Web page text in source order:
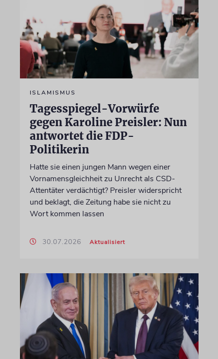
ISLAMISMUS
Tagesspiegel-Vorwürfe
gegen Karoline Preisler: Nun
antwortet die FDP-
Politikerin
Hatte sie einen jungen Mann wegen einer
Vornamensgleichheit zu Unrecht als CSD-
Attentäter verdächtigt? Preisler widerspricht
und beklagt, die Zeitung habe sie nicht zu
Wort kommen lassen
30.07.2026 Aktualisiert